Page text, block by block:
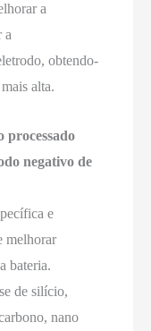
a
a
obtendo-
alta.
processado
negativo de
e
melhorar
bateria.
de silício,
nano